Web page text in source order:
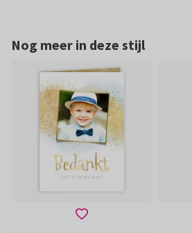
Nog meer in deze stijl